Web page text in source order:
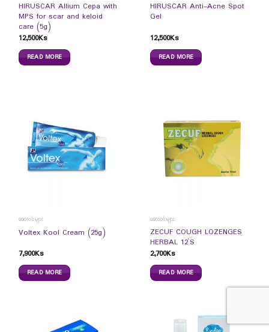
HIRUSCAR Allium Cepa with
MPS for scar and keloid
care (5g)
12,500Ks
READ MORE
HIRUSCAR Anti-Acne Spot
Gel
12,500Ks
READ MORE
ဆေးဝါးများ
Voltex Kool Cream (25g)
7,900Ks
READ MORE
ဆေးဝါးများ
ZECUF COUGH LOZENGES
HERBAL 12`S
2,700Ks
READ MORE